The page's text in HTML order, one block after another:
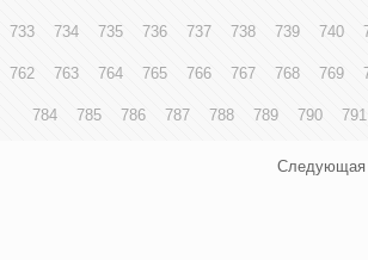
733 734 735 736 737 738 739 740
762 763 764 765 766 767 768 769
784 785 786 787 788 789 790 791
Следующая